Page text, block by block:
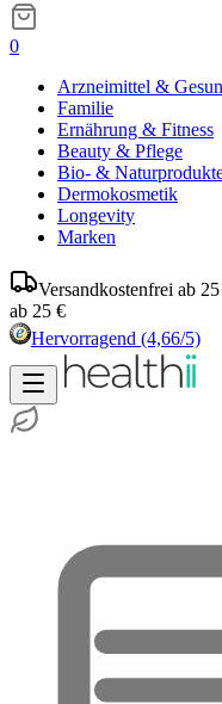
0
Arzneimittel &
Familie
Ernährung & Fitness
Beauty & Pflege
Bio- &
Dermokosmetik
Longevity
Marken
Versandkostenfrei ab
ab 25 €
Hervorragend (4,66/5)